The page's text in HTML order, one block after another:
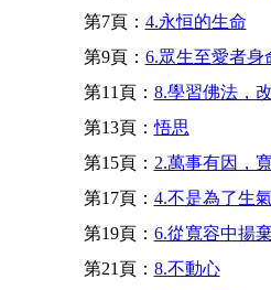
第7頁： 4.永恒的生命
第9頁： 6.眾生至愛者身
第11頁： 8.學習佛法，
第13頁：悟思
第15頁： 2.萬事有因，
第17頁： 4.不是為了生
第19頁： 6.從寬容中揚
第21頁： 8.不動心